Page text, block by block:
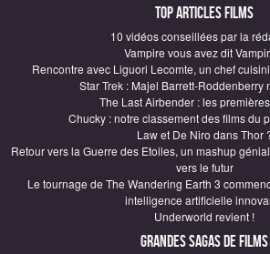
Top articles Films
10 vidéos conseillées par la
Vampire vous avez dit
Rencontre avec Liguori Lecomte, un chef
Star Trek : Majel Barrett-Roddenberry
The Last Airbender : les
Chucky : notre classement des films du
Law et De Niro dans Thor
Retour vers la Guerre des Etoiles, un mashup
vers le futur
Le tournage de The Wandering Earth 3
intelligence artificielle
Underworld revient !
Grandes sagas de Films